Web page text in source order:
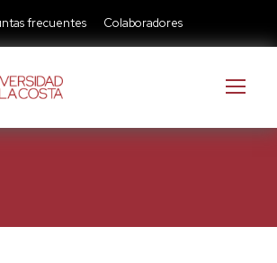
de herramientas
frecuentes Colaboradores